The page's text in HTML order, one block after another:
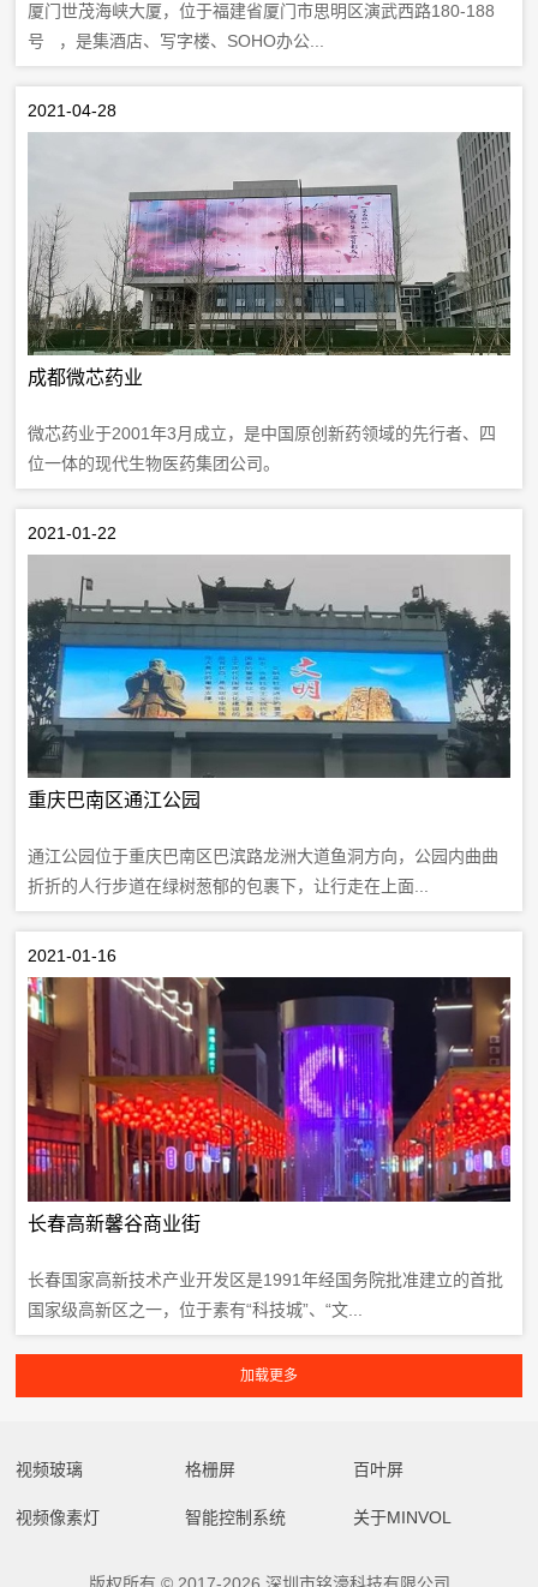
厦门世茂海峡大厦，位于福建省厦门市思明区演武西路180-188
号 ，是集酒店、写字楼、SOHO办公...
2021-04-28
成都微芯药业
微芯药业于2001年3月成立，是中国原创新药领域的先行者、四
位一体的现代生物医药集团公司。
2021-01-22
重庆巴南区通江公园
通江公园位于重庆巴南区巴滨路龙洲大道鱼洞方向，公园内曲曲
折折的人行步道在绿树葱郁的包裹下，让行走在上面...
2021-01-16
长春高新馨谷商业街
长春国家高新技术产业开发区是1991年经国务院批准建立的首批
国家级高新区之一，位于素有“科技城”、“文...
视频玻璃 格栅屏 百叶屏
视频像素灯 智能控制系统 关于MINVOL